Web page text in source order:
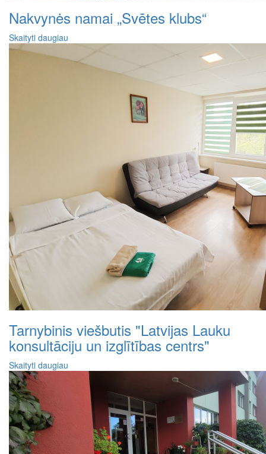
Nakvynės namai „Svētes klubs“
Skaityti daugiau
Tarnybinis viešbutis "Latvijas Lauku
konsultāciju un izglītības centrs"
Skaityti daugiau